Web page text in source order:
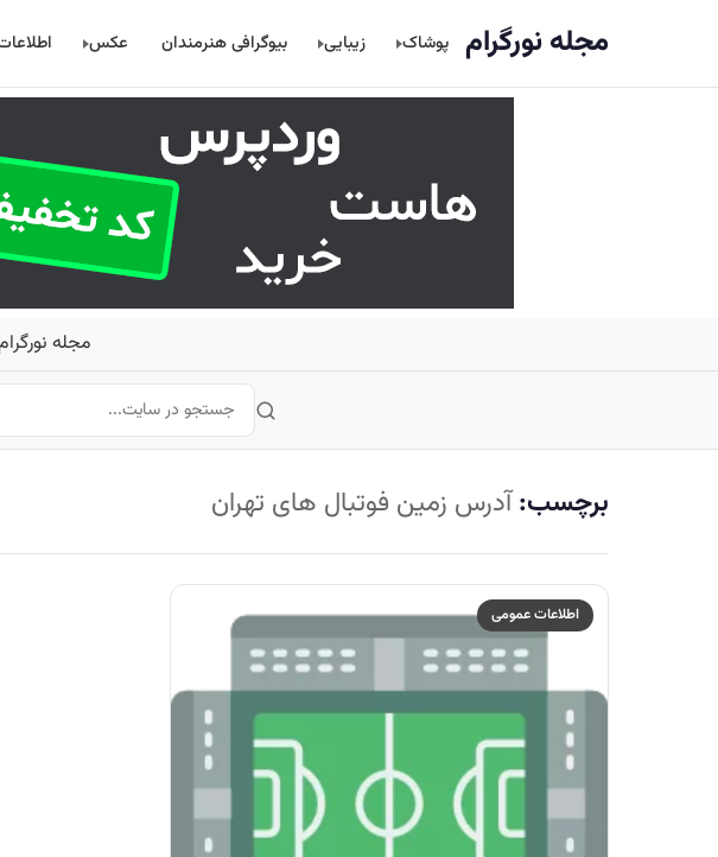
مجله نورگرام پوشاک زیبایی بیوگرافی هنرمندان عکس
مجله
برچسب:آدرس زمین فوتبال های تهران
اطلاعات عمومی